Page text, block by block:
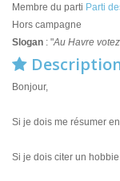
Membre du parti Parti
Hors campagne
Slogan : "Au Havre
Bonjour,
Si je dois me résumer
Si je dois citer un